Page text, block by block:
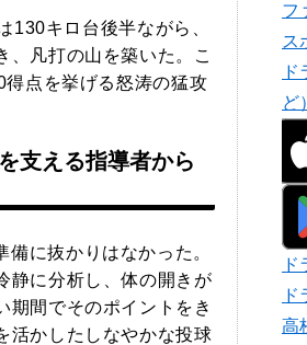
130キロ台後半ながら、
、凡打の山を築いた。こ
点を挙げる怒涛の猛攻
支える指導者から
に抜かりはなかった。
静に分析し、体の開きが
期間でそのポイントをき
活かしたしなやかな投球
フ
ス
ど）
高